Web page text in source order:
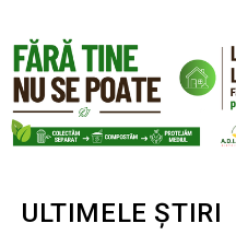
ULTIMELE ȘTIRI